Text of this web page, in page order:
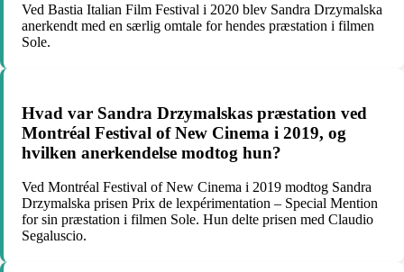
Ved Bastia Italian Film Festival i 2020 blev Sandra Drzymalska
anerkendt med en særlig omtale for hendes præstation i filmen
Sole.
Hvad var Sandra Drzymalskas præstation ved
Montréal Festival of New Cinema i 2019, og
hvilken anerkendelse modtog hun?
Ved Montréal Festival of New Cinema i 2019 modtog Sandra
Drzymalska prisen Prix de lexpérimentation – Special Mention
for sin præstation i filmen Sole. Hun delte prisen med Claudio
Segaluscio.